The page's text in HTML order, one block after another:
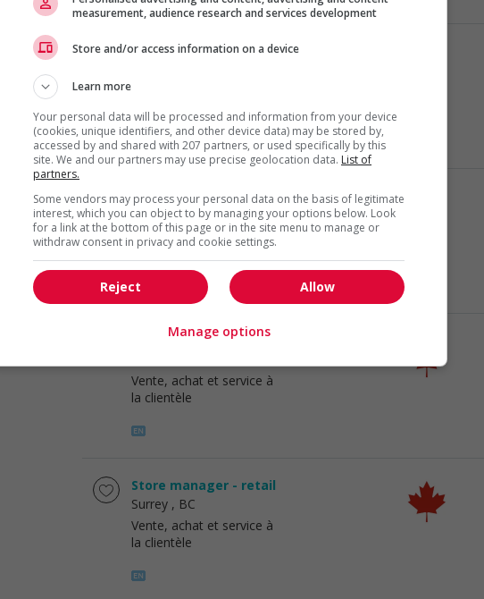
Store manager - retail
la clientèle
Store manager - retail
Delta, BC
Vente, achat et service à
la clientèle
Store manager - retail
Vente, achat et service à
la clientèle
Store manager - retail
Surrey , BC
Vente, achat et service à
la clientèle
measurement, audience research and services development
Store and/or access information on a device
Learn more
Your personal data will be processed and information from your device
(cookies, unique identifiers, and other device data) may be stored by,
accessed by and shared with 207 partners, or used specifically by this
site. We and our partners may use precise geolocation data. List of
partners.
Some vendors may process your personal data on the basis of legitimate
interest, which you can object to by managing your options below. Look
for a link at the bottom of this page or in the site menu to manage or
withdraw consent in privacy and cookie settings.
Allow
Reject
Manage options